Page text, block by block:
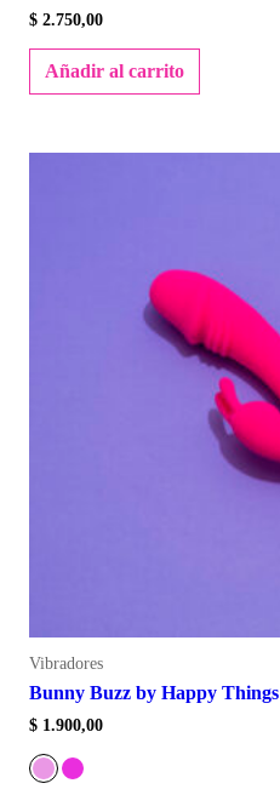
$ 2.750,00
Añadir al carrito
Vibradores
Bunny Buzz by Happy Things
$ 1.900,00